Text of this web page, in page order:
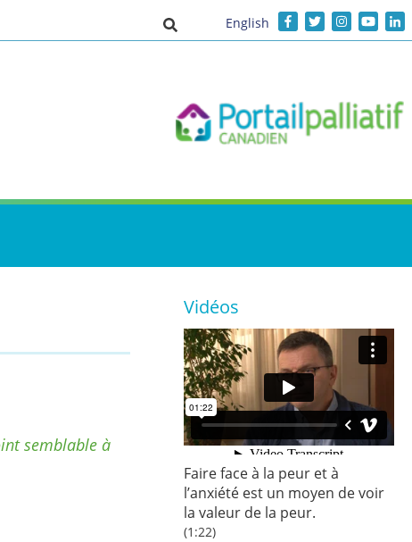
Activer/désactiver la saisie de
English
semblable à
Vidéos
Faire face à la peur et à
l’anxiété est un moyen de voir
la valeur de la peur.
(1:22)